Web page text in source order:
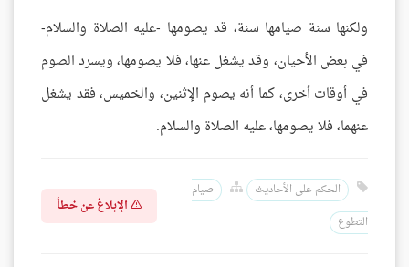
ولكنها سنة صيامها سنة، قد يصومها -عليه الصلاة والسلام-
في بعض الأحيان، وقد يشغل عنها، فلا يصومها، ويسرد الصوم
في أوقات أخرى، كما أنه يصوم الإثنين، والخميس، فقد يشغل
عنهما، فلا يصومها، عليه الصلاة والسلام.
الحكم على الأحاديث
صيام
التطوع
الإبلاغ عن خطأ